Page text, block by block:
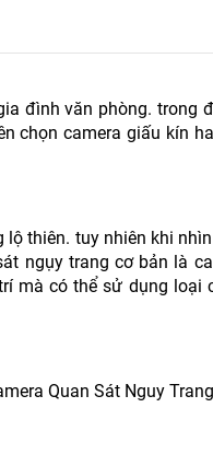
đình văn phòng. trong
chọn camera giấu kín
thiên. tuy nhiên khi
ngụy trang cơ bản là
mà có thể sử dụng loại
Quan Sát Nguy